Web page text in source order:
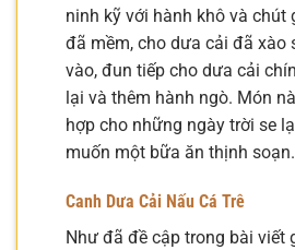
ninh kỹ với hành khô và chút
đã mềm, cho dưa cải đã xào
vào, đun tiếp cho dưa cải
lại và thêm hành ngò. Món
hợp cho những ngày trời se
muốn một bữa ăn thịnh soạn.
Canh Dưa Cải Nấu Cá Trê
Như đã đề cập trong bài viết